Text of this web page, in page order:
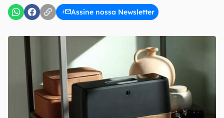
Assine nossa Newsletter
Uso e Política de Privacidade do Canaltech.